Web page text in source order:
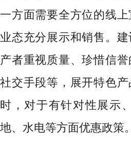
一方面需要全方位的线
业态充分展示和销售。
产者重视质量、珍惜信
社交手段等，展开特色
时，对于有针对性展示
地、水电等方面优惠政策。